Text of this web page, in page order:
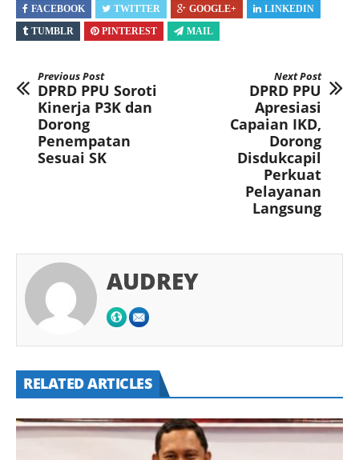
FACEBOOK TWITTER GOOGLE+
LINKEDIN
TUMBLR
PINTEREST MAIL
Previous Post
DPRD PPU Soroti
Kinerja P3K dan
Dorong
Penempatan
Sesuai SK
Next Post
DPRD PPU
Apresiasi
Capaian IKD,
Dorong
Disdukcapil
Perkuat
Pelayanan
Langsung
AUDREY
RELATED ARTICLES